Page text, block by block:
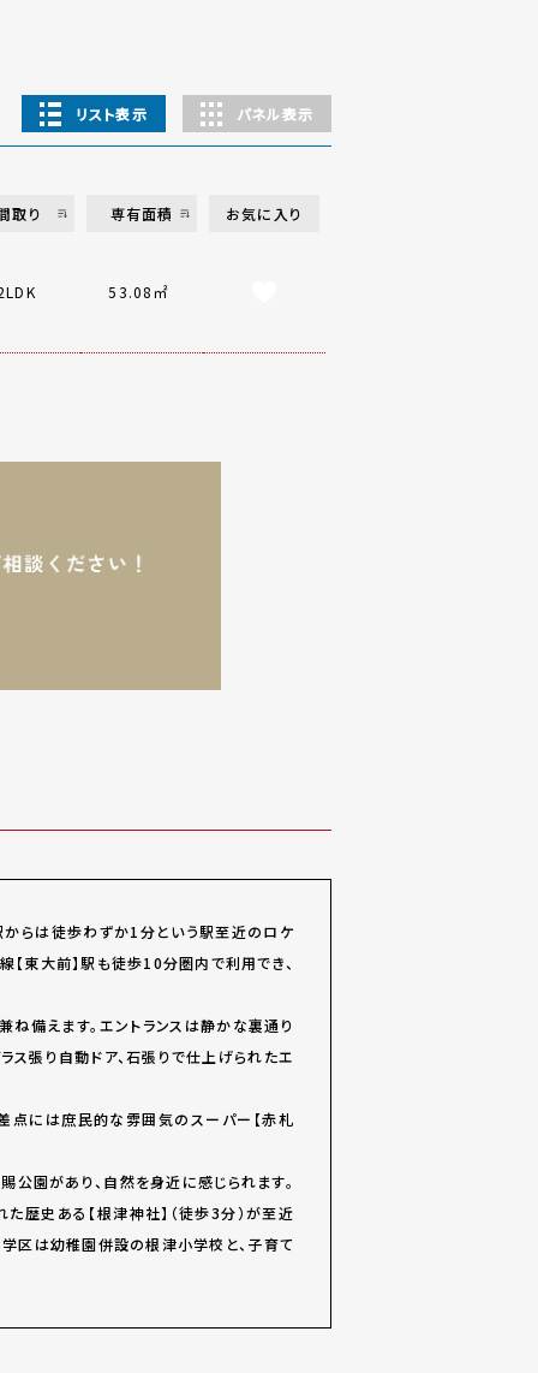
リスト表示 パネル表示
取り 専有面積 お気に入り
53.08㎡
からは徒歩わずか1分という駅至近のロケ
【東大前】駅も徒歩10分圏内で利用でき、
備えます。エントランスは静かな裏通り
ス張り自動ドア、石張りで仕上げられたエ
点には庶民的な雰囲気のスーパー【赤札
園があり、自然を身近に感じられます。
歴史ある【根津神社】（徒歩3分）が至近
区は幼稚園併設の根津小学校と、子育て